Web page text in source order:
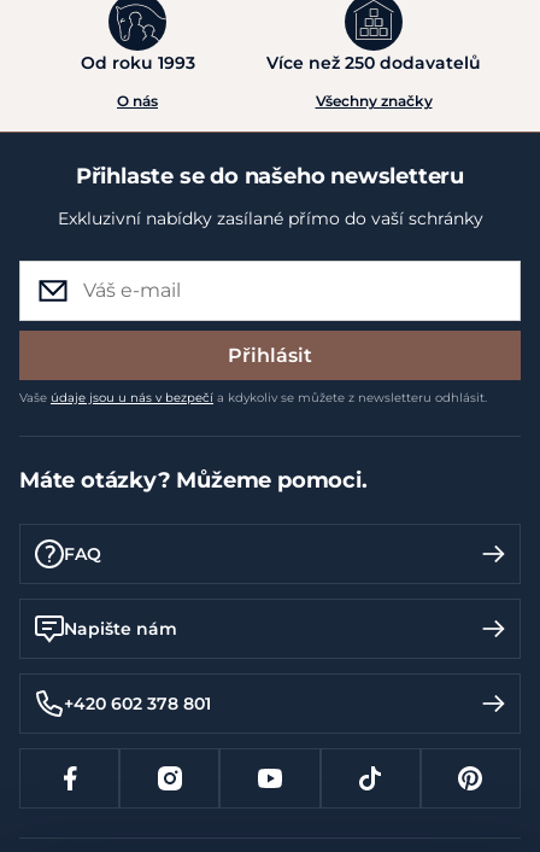
Od roku 1993
O nás
Více než 250 dodavatelů
Všechny značky
Přihlaste se do našeho newsletteru
Exkluzivní nabídky zasílané přímo do vaší schránky
Přihlásit
Vaše údaje jsou u nás v bezpečí a kdykoliv se můžete z newsletteru odhlásit.
Máte otázky? Můžeme pomoci.
FAQ
Napište nám
+420 602 378 801